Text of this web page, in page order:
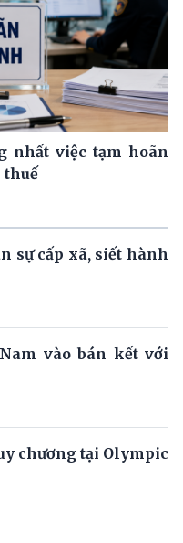
nhất việc tạm hoãn
thuế
sự cấp xã, siết hành
vào bán kết với
chương tại Olympic